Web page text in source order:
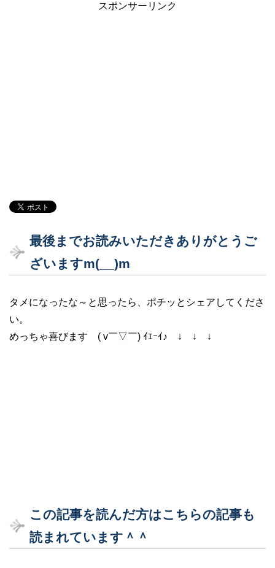
スポンサーリンク
最後までお読みいただきありがとうご
ざいますm(__)m
タメになったな～と思ったら、ポチッとシェアしてくださ
い。
めっちゃ喜びます ( v￣▽￣) ｲｴｰｲ♪ ↓ ↓ ↓
この記事を読んだ方はこちらの記事も
読まれています＾＾